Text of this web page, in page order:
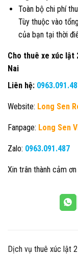
Toàn bộ chi phí
Tùy thuộc vào
của bạn tại thời
Cho thuê xe xúc lật
Nai
Liên hệ:
Website: Long Sen
Fanpage: Long Sen
Zalo: 0963.091.487
Xin trân thành cảm
Dịch vụ thuê xúc lật